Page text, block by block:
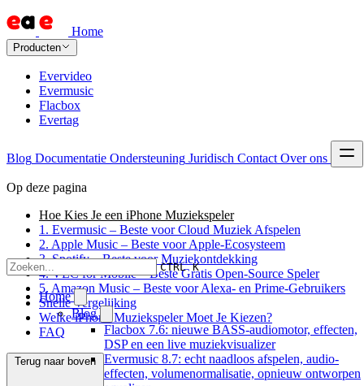
Home
Producten
Evervideo
Evermusic
Flacbox
Evertag
Blog Documentatie Ondersteuning Juridisch Contact Over ons
CTRL K
Home
Blog
Flacbox 7.6: nieuwe BASS-audiomotor, effecten,
DSP en een live muziekvisualizer
Evermusic 8.7: echt naadloos afspelen, audio-
effecten, volumenormalisatie, opnieuw ontworpen
Op deze pagina
Hoe Kies Je een iPhone Muziekspeler
1. Evermusic – Beste voor Cloud Muziek Afspelen
2. Apple Music – Beste voor Apple-Ecosysteem
3. Spotify – Beste voor Muziekontdekking
4. VLC for Mobile – Beste Gratis Open-Source Speler
5. Amazon Music – Beste voor Alexa- en Prime-Gebruikers
Snelle Vergelijking
Welke iPhone Muziekspeler Moet Je Kiezen?
FAQ
Terug naar boven